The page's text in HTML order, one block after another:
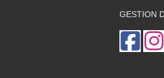
GESTION